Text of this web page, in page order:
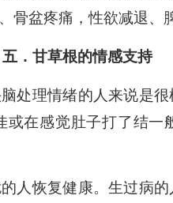
骨盆疼痛，性欲减退、
五．甘草根的情感支持
处理情绪的人来说是
在感觉肚子打了结一
人恢复健康。生过病的